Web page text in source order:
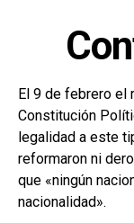
El 9 de febrero el
Constitución
legalidad a este
reformaron ni
que «ningún
nacionalidad».